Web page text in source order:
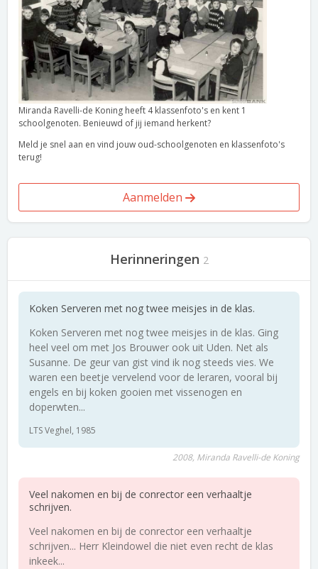
Miranda Ravelli-de Koning heeft 4 klassenfoto's en kent 1
schoolgenoten. Benieuwd of jij iemand herkent?
Meld je snel aan en vind jouw oud-schoolgenoten en klassenfoto's
terug!
Aanmelden
Herinneringen 2
Koken Serveren met nog twee meisjes in de klas.
Koken Serveren met nog twee meisjes in de klas. Ging
heel veel om met Jos Brouwer ook uit Uden. Net als
Susanne. De geur van gist vind ik nog steeds vies. We
waren een beetje vervelend voor de leraren, vooral bij
engels en bij koken gooien met vissenogen en
doperwten...
LTS Veghel, 1985
2008, Miranda Ravelli-de Koning
Veel nakomen en bij de conrector een verhaaltje
schrijven.
Veel nakomen en bij de conrector een verhaaltje
schrijven... Herr Kleindowel die niet even recht de klas
inkeek...